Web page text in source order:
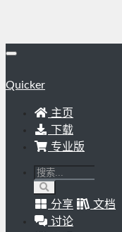
Quicker
主页
下载
专业版
分享
文档
讨论